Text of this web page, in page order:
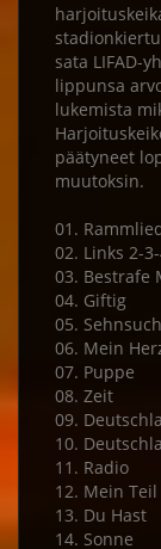
sata LIFAD-
lippunsa
lukemista
päätyneet
muutoksin.
01.
02. Links 2-
03. Bestrafe
04. Giftig
05.
06. Mein
07. Puppe
08. Zeit
09.
10.
11. Radio
12. Mein Teil
13. Du Hast
14. Sonne